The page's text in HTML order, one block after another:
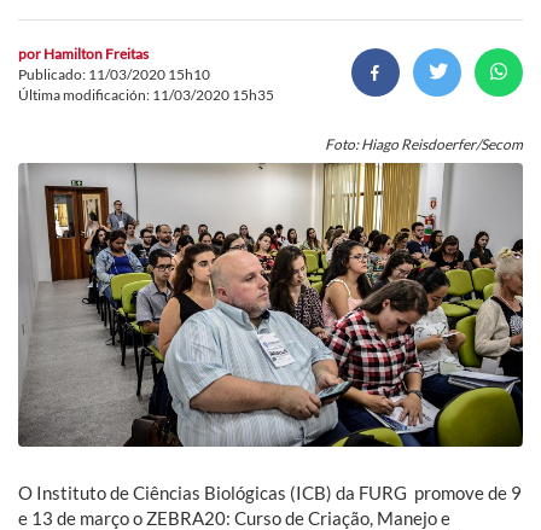
por Hamilton Freitas
Publicado: 11/03/2020 15h10
Última modificación: 11/03/2020 15h35
Foto: Hiago Reisdoerfer/Secom
O Instituto de Ciências Biológicas (ICB) da FURG promove de 9
e 13 de março o ZEBRA20: Curso de Criação, Manejo e